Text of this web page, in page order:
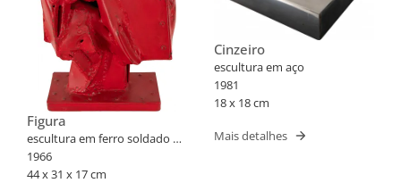
Figura
escultura em ferro soldado e
pintado
1966
44 x 31 x 17 cm
Cinzeiro
escultura em aço
1981
18 x 18 cm
Mais detalhes